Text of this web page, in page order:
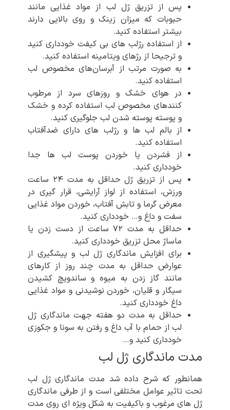
پس از تزریق ژل لب از مواد غذایی مانند
حبوبات که میزان زینک و روی بالایی دارند
بیشتر استفاده کنید.
از استفاده رژلب های بی کیفت خودداری کنید
و ترجیحا از رژهای ویتامینه استفاده کنید.
به صورت مرتب از آبرسان‌های مخصوص لب
استفاده کنید.
در هوای خشک و روزهای سرد از مرطوب
کنندهای مخصوص لب استفاده کرده و خشک
و پوسته پوسته شدن لب جلوگیری کنید.
از بالم لب ها و رژلب های دارای ضدآفتاب
استفاده کنید.
از فشردن یا خوردن پوست لب ها جدا
خودداری کنید.
پس از تزریق ژل حداقل به مدت ۲۴ ساعت
ورزش، استفاده از لواز آرایشی، قرار گیری در
معرض گرما و تابش آفتاب، خوردن مواد غذایی
سفت و داغ و… خودداری کنید.
حداقل به مدت ۷۲ ساعت از دست زدن یا
ماساژ محل تزریق خودداری کنید.
برای افزایش ماندگاری ژل لب و پیشگیری از
عوارض حداقل به مدت چند روز از کارهای
مانند گاز زدن به میوه و ساندویچ کشیدن
سیگار و قلیان، خوردن نوشیدنی و مواد غذایی
داغ خودداری کنید.
حداقل به مدت دو هفته جهت ماندگاری ژل
لب از حمام با آب داغ و رفتن به سونا و جکوزی
خودداری کنید و…
مدت ماندگاری ژل لب
همانطور که شرح داده شد مدت ماندگاری ژل لب
تحت تاثیر عوامل مختلفی است و از طرفی ماندگاری
ژل های مرغوب و باکیفیت به شکل ویژه ای روی مدت